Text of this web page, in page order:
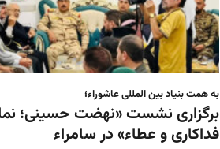
به همت بنیاد بین المللی عاشوراء؛
برگزاری نشست «نهضت حسینی؛
فداکاری و عطاء» در سامراء